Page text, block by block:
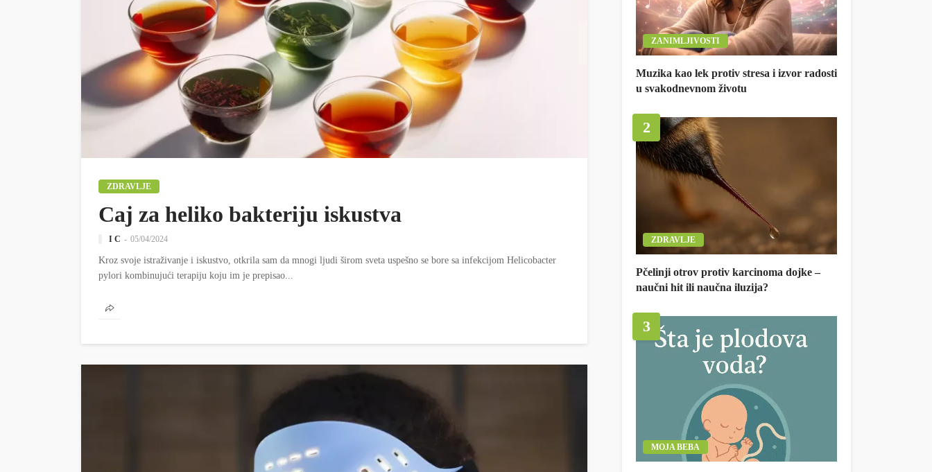
ZDRAVLJE
Caj za heliko bakteriju iskustva
I C 05/04/2024
Kroz svoje istraživanje i iskustvo, otkrila sam da mnogi ljudi širom sveta uspešno se bore sa infekcijom Helicobacter
pylori kombinujući terapiju koju im je prepisao...
ZANIMLJIVOSTI
Muzika kao lek protiv stresa i izvor radosti
u svakodnevnom životu
2
ZDRAVLJE
Pčelinji otrov protiv karcinoma dojke –
naučni hit ili naučna iluzija?
3
MOJA BEBA